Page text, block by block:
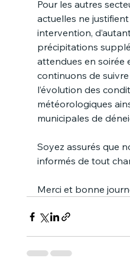
Pour les autres
actuelles ne
intervention,
précipitations
attendues en soirée
continuons de
l’évolution des
météorologiques
municipales de
Soyez assurés que
informés de tout
Merci et bonne